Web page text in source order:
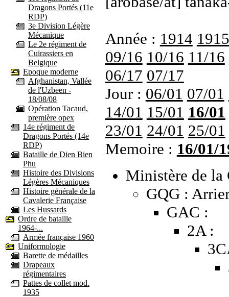
Dragons Portés (11e
RDP)
3e Division Légère
Mécanique
Le 2e régiment de
Cuirassiers en
Belgique
Epoque moderne
Afghanistan, Vallée
de l'Uzbeen -
18/08/08
Opération Tacaud,
première opex
14e régiment de
Dragons Portés (14e
RDP)
Bataille de Dien Bien
Phu
Histoire des Divisions
Légères Mécaniques
Histoire générale de la
Cavalerie Française
Les Hussards
Ordre de bataille
1964-...
Armée française 1960
Uniformologie
Barette de médailles
Drapeaux
régimentaires
Pattes de collet mod.
1935
Année : 1914 1915
09/16 10/16 11/16
06/17 07/17
Jour : 06/01 07/01
14/01 15/01 16/01
23/01 24/01 25/01
Memoire : 16/01/
Ministère de la
GQG :
GAC :
2A :